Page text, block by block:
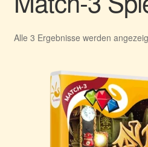
► Mein Konto
Alle 3 Ergebnisse werden